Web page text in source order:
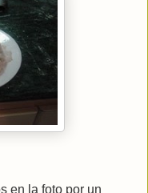
en la foto por un